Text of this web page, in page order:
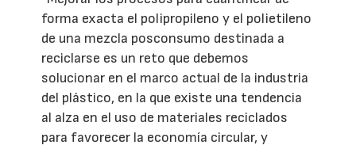
forma exacta el polipropileno y el polietileno
de una mezcla posconsumo destinada a
reciclarse es un reto que debemos
solucionar en el marco actual de la industria
del plástico, en la que existe una tendencia
al alza en el uso de materiales reciclados
para favorecer la economía circular, y